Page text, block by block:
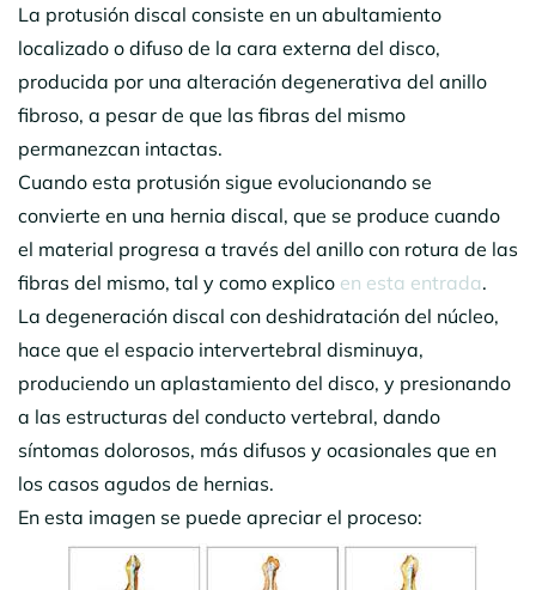
La protusión discal consiste en un abultamiento
localizado o difuso de la cara externa del disco,
producida por una alteración degenerativa del anillo
fibroso, a pesar de que las fibras del mismo
permanezcan intactas.
Cuando esta protusión sigue evolucionando se
convierte en una hernia discal, que se produce cuando
el material progresa a través del anillo con rotura de las
fibras del mismo, tal y como explico en esta entrada.
La degeneración discal con deshidratación del núcleo,
hace que el espacio intervertebral disminuya,
produciendo un aplastamiento del disco, y presionando
a las estructuras del conducto vertebral, dando
síntomas dolorosos, más difusos y ocasionales que en
los casos agudos de hernias.
En esta imagen se puede apreciar el proceso: